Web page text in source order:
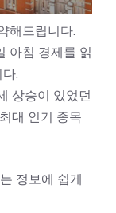
해드립니다.
아침 경제를 읽
.
상승이 있었던
대 인기 종목
정보에 쉽게